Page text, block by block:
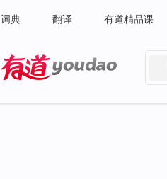
词典 翻译 有道精品课